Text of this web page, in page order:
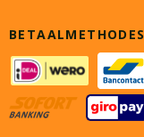
BETAALMETHODES